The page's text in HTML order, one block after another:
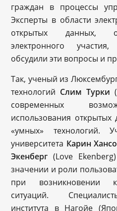
граждан в процессы
Эксперты в области
открытых данных,
электронного
обсудили эти вопросы и
Так, ученый из
технологий Слим Турки
современных
использования
«умных» технологий.
университета Карин
Экенберг (Love
значении и роли
при возникновении
ситуаций.
института в Нагойе